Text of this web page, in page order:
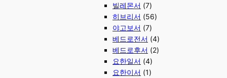
빌레몬서 (7)
히브리서 (56)
야고보서 (7)
베드로전서 (4)
베드로후서 (2)
요한일서 (4)
요한이서 (1)